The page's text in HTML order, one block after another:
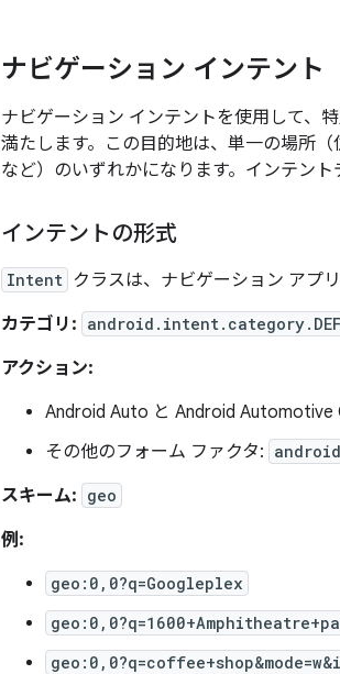
ナビゲーション インテント
ナビゲーション インテントを使用して、
満たします。この目的地は、単一の場所
など）のいずれかになります。インテント
インテントの形式
Intent
クラスは、ナビゲーション アプ
カテゴリ:
アクション:
Android Auto と Android Automotive
その他のフォーム ファクタ:
スキーム: geo
例:
geo:0,0?q=Googleplex